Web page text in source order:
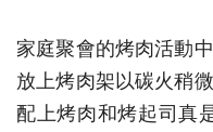
家庭聚會的烤肉活動
放上烤肉架以碳火稍
配上烤肉和烤起司真